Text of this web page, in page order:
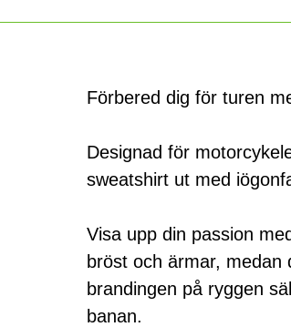
Förbered dig för turen
Designad för
sweatshirt ut med
Visa upp din passion
bröst och ärmar, medan
brandingen på ryggen
banan.